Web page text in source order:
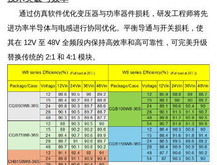
通过仿真软件优化变压器与功率器件损耗，研发工程师将先
进功率半导体与电感进行协同优化。平衡导通与开关损耗，使
其在 12V 至 48V 全频段内保持高效率和高可靠性，可完美升级
替换传统的 2:1 和 4:1 模块。